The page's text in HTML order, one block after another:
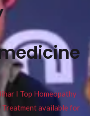
I Top Homeopathy
Treatment available for